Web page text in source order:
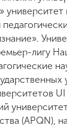
лигу
(APQN),